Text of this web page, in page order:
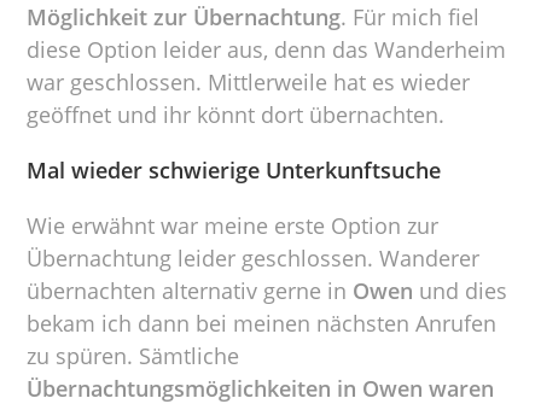
Möglichkeit zur Übernachtung. Für mich fiel
diese Option leider aus, denn das Wanderheim
war geschlossen. Mittlerweile hat es wieder
geöffnet und ihr könnt dort übernachten.
Mal wieder schwierige Unterkunftsuche
Wie erwähnt war meine erste Option zur
Übernachtung leider geschlossen. Wanderer
übernachten alternativ gerne in Owen und dies
bekam ich dann bei meinen nächsten Anrufen
zu spüren. Sämtliche
Übernachtungsmöglichkeiten in Owen waren